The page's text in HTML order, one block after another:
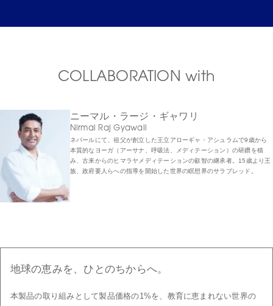
COLLABORATION with
ニーマル・ラージ・ギャワリ
Nirmal Raj Gyawali
ネパールにて、祖父が創立した王立アローギャ・アシュラムで9歳から
本質的なヨーガ（アーサナ、呼吸法、メディテーション）の研鑽を積
み、古来からのヒマラヤメディテーションの叡智の継承者。15歳より王
族、政府要人らへの指導を開始した世界の瞑想界のサラブレッド。
地球の恵みを、ひとのちからへ。
本製品の取り組みとして製品価格の1%を、教育に恵まれない世界の